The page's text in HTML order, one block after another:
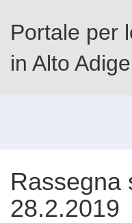
contenuto
principale
Portale per
in Alto Adige
Rassegna
28.2.2019